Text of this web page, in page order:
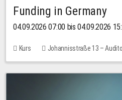
Funding in Germany
04.09.2026 07:00 bis 04.09.2026
Kurs Johannisstraße 13 –
10,00 EUR